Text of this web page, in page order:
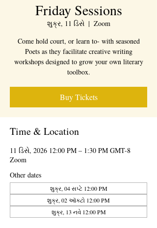
Friday Sessions
શુક્ર, 11 ડિસે
  |
Zoom
Come hold court, or learn to- with seasoned
Poets as they facilitate creative writing
workshops designed to grow your own literary
toolbox.
Buy Tickets
Time & Location
11 ડિસે, 2026 12:00 PM – 1:30 PM GMT-8
Zoom
Other dates
શુક્ર, 04 સપ્ટે 12:00 PM
શુક્ર, 02 ઑક્ટો 12:00 PM
શુક્ર, 13 નવે 12:00 PM